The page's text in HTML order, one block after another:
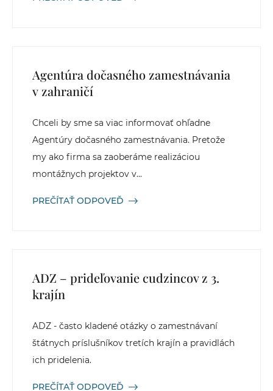
Agentúra dočasného zamestnávania
v zahraničí
Chceli by sme sa viac informovať ohľadne
Agentúry dočasného zamestnávania. Pretože
my ako firma sa zaoberáme realizáciou
montážnych projektov v...
PREČÍTAŤ ODPOVEĎ
ADZ – prideľovanie cudzincov z 3.
krajín
ADZ - často kladené otázky o zamestnávaní
štátnych príslušníkov tretích krajín a pravidlách
ich pridelenia.
PREČÍTAŤ ODPOVEĎ